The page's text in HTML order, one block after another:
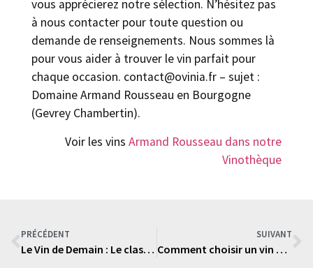
vous apprécierez notre sélection. N’hésitez pas
à nous contacter pour toute question ou
demande de renseignements. Nous sommes là
pour vous aider à trouver le vin parfait pour
chaque occasion. contact@ovinia.fr – sujet :
Domaine Armand Rousseau en Bourgogne
(Gevrey Chambertin).
Voir les vins Armand Rousseau dans notre
Vinothèque
PRÉCÉDENT
Le Vin de Demain : Le classement 2023
SUIVANT
Comment choisir un vin avec potentiel de revente optimal